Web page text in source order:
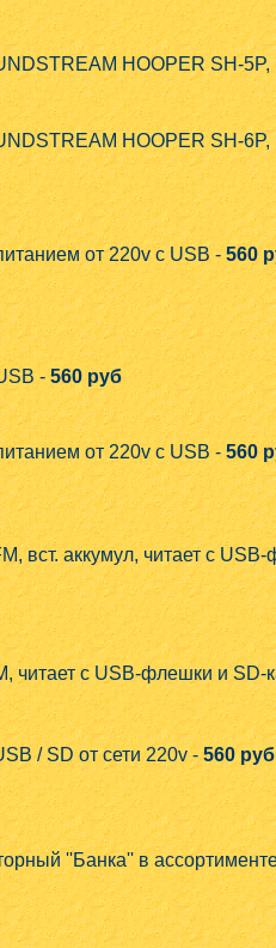
HOOPER SH-
HOOPER SH-
от 220v c USB -560
-560 руб
от 220v c USB -560
вст. аккумул, читает с
читает с USB-флешки и SD-
/ SD от сети 220v - 560 руб
''Банка'' в